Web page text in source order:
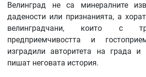
Велинград не са минералните
дадености или признанията, а
велинградчани, които с
предприемчивостта и
изградили авторитета на града
пишат неговата история.